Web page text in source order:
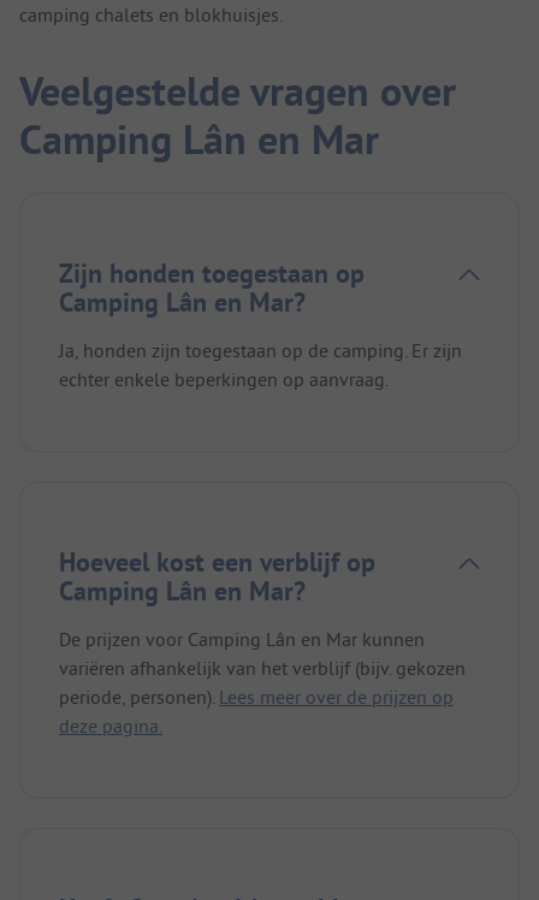
camping chalets en blokhuisjes.
Veelgestelde vragen over
Camping Lân en Mar
Zijn honden toegestaan op
Camping Lân en Mar?
Ja, honden zijn toegestaan op de camping. Er zijn
echter enkele beperkingen op aanvraag.
Hoeveel kost een verblijf op
Camping Lân en Mar?
De prijzen voor Camping Lân en Mar kunnen
variëren afhankelijk van het verblijf (bijv. gekozen
periode, personen). Lees meer over de prijzen op
deze pagina.